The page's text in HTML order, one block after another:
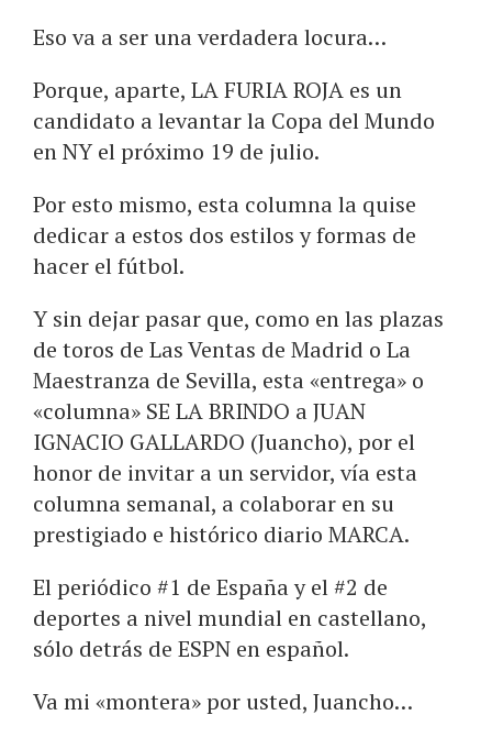
Eso va a ser una verdadera locura…
Porque, aparte, LA FURIA ROJA es un
candidato a levantar la Copa del Mundo
en NY el próximo 19 de julio.
Por esto mismo, esta columna la quise
dedicar a estos dos estilos y formas de
hacer el fútbol.
Y sin dejar pasar que, como en las plazas
de toros de Las Ventas de Madrid o La
Maestranza de Sevilla, esta «entrega» o
«columna» SE LA BRINDO a JUAN
IGNACIO GALLARDO (Juancho), por el
honor de invitar a un servidor, vía esta
columna semanal, a colaborar en su
prestigiado e histórico diario MARCA.
El periódico #1 de España y el #2 de
deportes a nivel mundial en castellano,
sólo detrás de ESPN en español.
Va mi «montera» por usted, Juancho…